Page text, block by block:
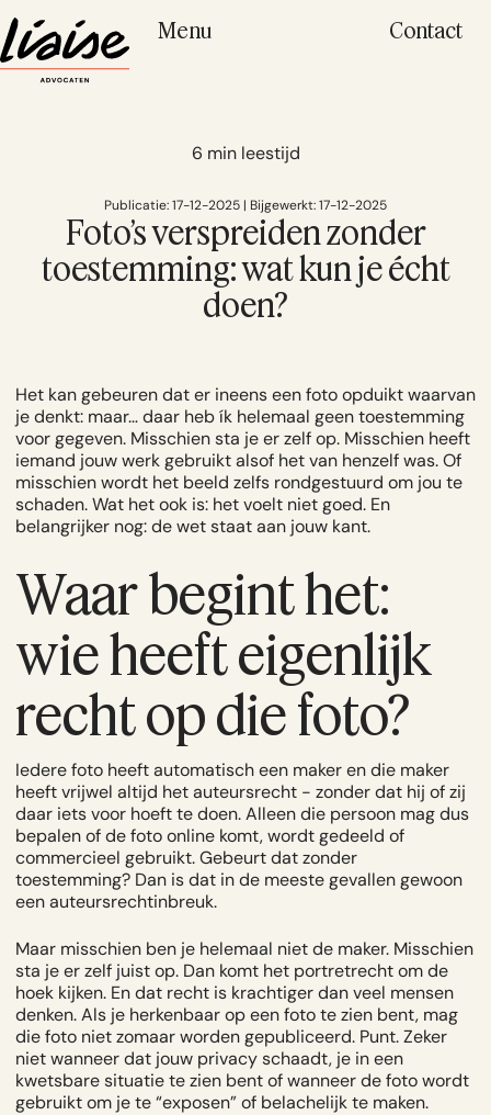
Menu Contact
6 min leestijd
Publicatie: 17-12-2025 | Bijgewerkt: 17-12-2025
Foto’s verspreiden zonder
toestemming: wat kun je écht
doen?
Het kan gebeuren dat er ineens een foto opduikt waarvan
je denkt: maar… daar heb ík helemaal geen toestemming
voor gegeven. Misschien sta je er zelf op. Misschien heeft
iemand jouw werk gebruikt alsof het van henzelf was. Of
misschien wordt het beeld zelfs rondgestuurd om jou te
schaden. Wat het ook is: het voelt niet goed. En
belangrijker nog: de wet staat aan jouw kant.
Waar begint het:
wie heeft eigenlijk
recht op die foto?
Iedere foto heeft automatisch een maker en die maker
heeft vrijwel altijd het auteursrecht - zonder dat hij of zij
daar iets voor hoeft te doen. Alleen die persoon mag dus
bepalen of de foto online komt, wordt gedeeld of
commercieel gebruikt. Gebeurt dat zonder
toestemming? Dan is dat in de meeste gevallen gewoon
een auteursrechtinbreuk.
Maar misschien ben je helemaal niet de maker. Misschien
sta je er zelf juist op. Dan komt het portretrechtom de
hoek kijken. En dat recht is krachtiger dan veel mensen
denken. Als je herkenbaar op een foto te zien bent, mag
die foto niet zomaar worden gepubliceerd. Punt. Zeker
niet wanneer dat jouw privacy schaadt, je in een
kwetsbare situatie te zien bent of wanneer de foto wordt
gebruikt om je te “exposen” of belachelijk te maken.